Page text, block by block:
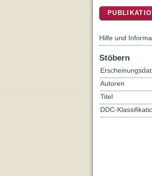
Hilfe und
Stöbern
Autoren
Titel
DDC-